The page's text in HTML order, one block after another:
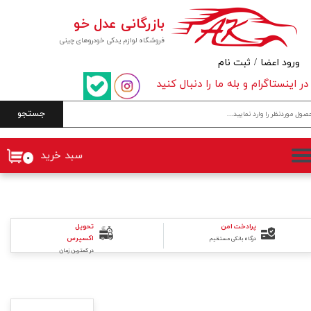
فروشگاه لوازم یدکی خودروهای چینی
بازرگانی عدل خو
جستجو
۰ سبد خرید
در اینستاگرام و بله ما را دنبال کنید
ورود اعضا / ثبت نام
حساب کاربری من
تغییر گذر واژه
سفارشات
خروج از حساب کاربری
تحویل
اکسپرس
در کمترین زمان
پرادخت امن
درگاه بانکی مستقیم